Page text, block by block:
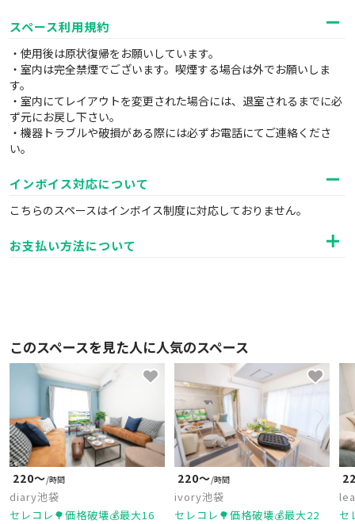
スペース利用規約
・使用後は原状復帰をお願いしています。
・室内は完全禁煙でございます。喫煙する場合は外でお願いしま
す。
・室内にてレイアウトを変更された場合には、退室されるまでに必
ず元にお戻し下さい。
・機器トラブルや破損がある際には必ずお電話にてご連絡くださ
い。
インボイス対応について
こちらのスペースはインボイス制度に対応しておりません。
お支払い方法について
このスペースを見た人に人気のスペース
220〜/時間
diary池袋
セレコレ🌳価格破壊💰最大16
220〜/時間
ivory池袋
セレコレ🌳価格破壊💰最大22
セ